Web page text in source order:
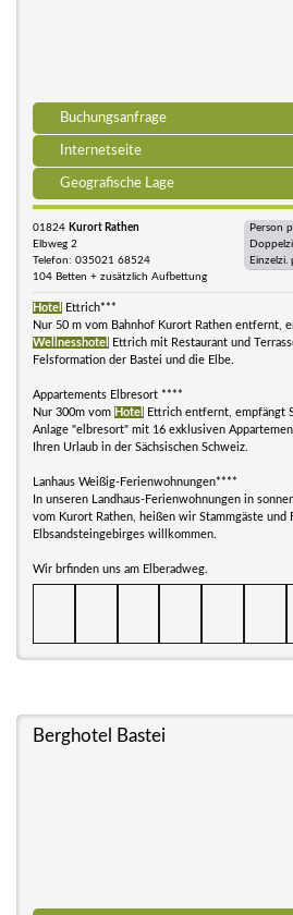
Buchungsanfrage
Internetseite
Geografische Lage
01824 Kurort Rathen
Elbweg 2
Telefon: 035021 68524
104 Betten + zusätzlich Aufbettung
Person
Einzelzi.
Hotel
Ettrich***
Nur 50 m vom Bahnhof Kurort Rathen entfernt,
Wellnesshotel
Ettrich mit Restaurant und
Felsformation der Bastei und die Elbe.
Appartements Elbresort ****
Nur 300m vom Hotel
Ettrich entfernt, empfängt
Anlage "elbresort" mit 16 exklusiven
Ihren Urlaub in der Sächsischen Schweiz.
Lanhaus Weißig-Ferienwohnungen****
In unseren Landhaus-Ferienwohnungen in
vom Kurort Rathen, heißen wir Stammgäste und
Elbsandsteingebirges willkommen.
Wir brfinden uns am Elberadweg.
Berghotel Bastei